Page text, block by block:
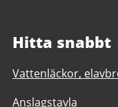
Hitta snabbt
Vattenläckor,
Anslagstavla